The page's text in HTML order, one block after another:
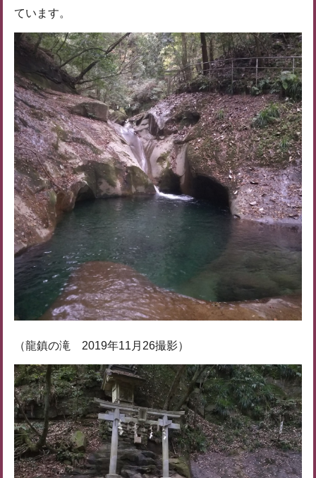
ています。
（龍鎮の滝 2019年11月26撮影）